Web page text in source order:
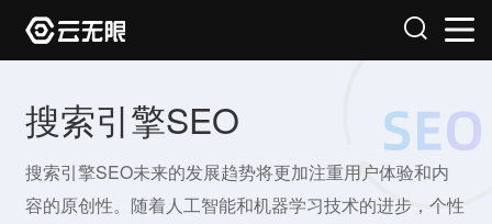
搜索引擎SEO
搜索引擎SEO未来的发展趋势将更加注重用户体验和内
容的原创性。随着人工智能和机器学习技术的进步，个性